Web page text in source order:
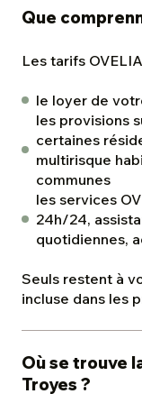
Que
Les tarifs
le loyer de
les provisions
certaines
multirisque
communes
les services
24h/24,
quotidiennes,
Seuls restent à
incluse dans les
Où se trouve
Troyes ?